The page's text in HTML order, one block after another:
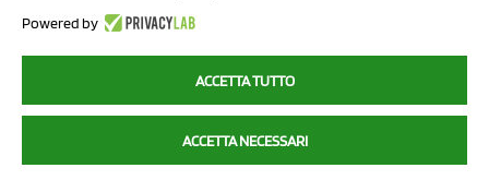
2023 NCX Drahorad srl - All rights reserved
myfruit.it è parte del network diNCX DRAHORAD
NCX Drahorad - Via Provinciale Vignola-Sassuolo 315/1 - 41057
Powered by
ACCETTA TUTTO
ACCETTA NECESSARI